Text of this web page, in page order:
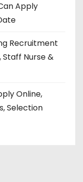
Apply
Recruitment
Staff Nurse &
Online,
Selection